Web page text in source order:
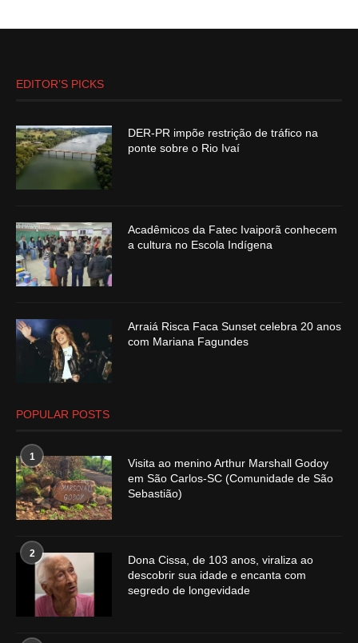
EDITOR’S PICKS
DER-PR impõe restrição de tráfico na
ponte sobre o Rio Ivaí
Acadêmicos da Fatec Ivaiporã conhecem
a cultura no Escola Indígena
Arraiá Risca Faca Sunset celebra 20 anos
com Mariana Fagundes
POPULAR POSTS
1
Visita ao menino Arthur Marshall Godoy
em São Carlos-SC (Comunidade de São
Sebastião)
2
Dona Cissa, de 103 anos, viraliza ao
descobrir sua idade e encanta com
segredo de longevidade